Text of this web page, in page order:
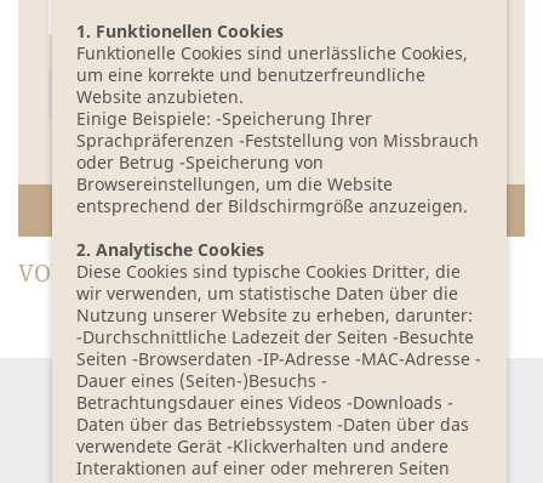
adulte enfants chambre
CONTINUER LA RÉSERVATION
VOUS VOYAGEZ AVEC DES ENFANTS?
S'ABONNER A LA
NEWSLETTER
1. Funktionellen Cookies
Funktionelle Cookies sind unerlässliche Cookies,
um eine korrekte und benutzerfreundliche
Website anzubieten.
Einige Beispiele: -Speicherung Ihrer
Sprachpräferenzen -Feststellung von Missbrauch
oder Betrug -Speicherung von
Browsereinstellungen, um die Website
entsprechend der Bildschirmgröße anzuzeigen.
2. Analytische Cookies
Diese Cookies sind typische Cookies Dritter, die
wir verwenden, um statistische Daten über die
Nutzung unserer Website zu erheben, darunter:
-Durchschnittliche Ladezeit der Seiten -Besuchte
Seiten -Browserdaten -IP-Adresse -MAC-Adresse -
Dauer eines (Seiten-)Besuchs -
Betrachtungsdauer eines Videos -Downloads -
Daten über das Betriebssystem -Daten über das
verwendete Gerät -Klickverhalten und andere
Interaktionen auf einer oder mehreren Seiten